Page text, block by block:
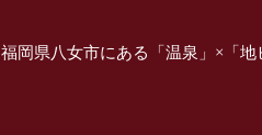
福岡県八女市にある「温泉」×「